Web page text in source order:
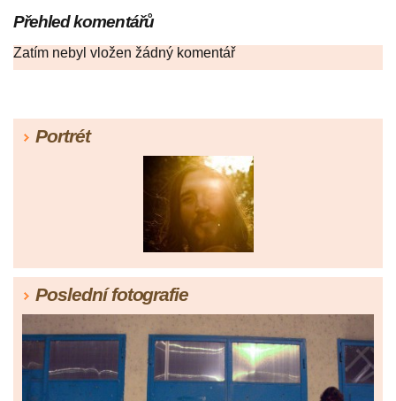
Přehled komentářů
Zatím nebyl vložen žádný komentář
Portrét
Poslední fotografie